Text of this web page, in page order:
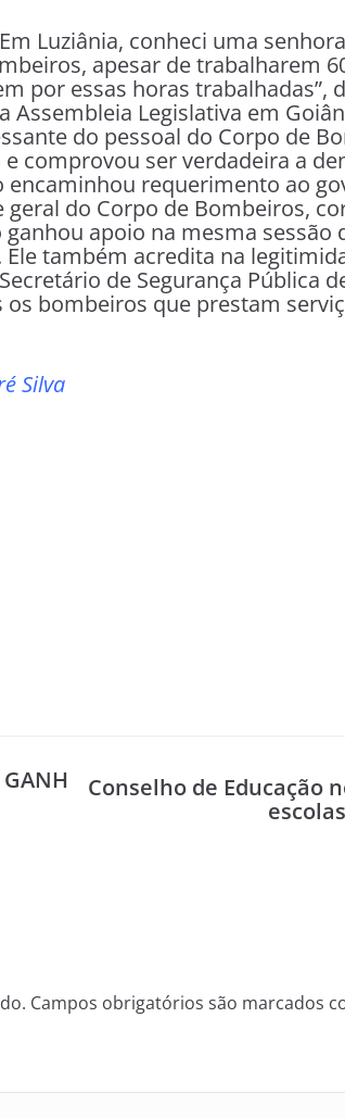
Luziânia, conheci uma
apesar de trabalharem
por essas horas trabalhadas”,
Legislativa em
do pessoal do Corpo de
comprovou ser verdadeira a
requerimento ao
do Corpo de Bombeiros,
apoio na mesma sessão
também acredita na
de Segurança Pública
bombeiros que prestam
Silva
Conselho de Educação
Campos obrigatórios são marcados